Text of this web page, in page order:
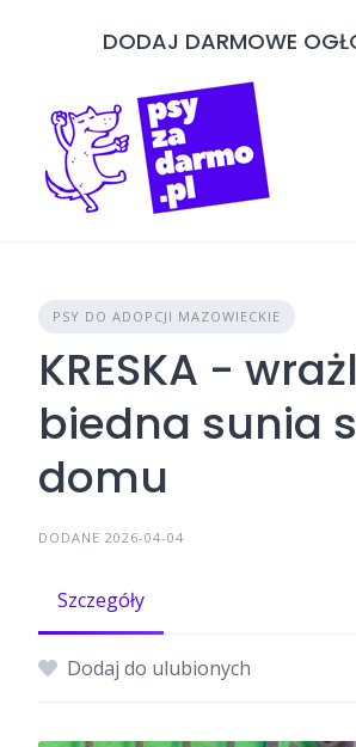
DODAJ DARMOWE
PSY DO ADOPCJI MAZOWIECKIE
KRESKA -
biedna sunia
domu
DODANE 2026-04-04
Szczegóły
Dodaj do ulubionych